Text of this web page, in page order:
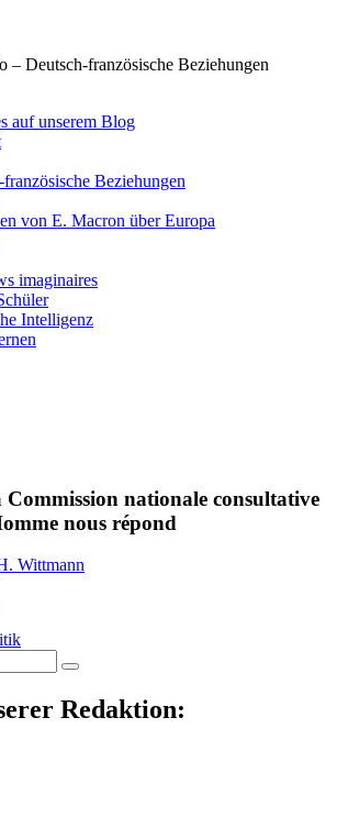
Deutsch-französische Beziehungen
auf unserem Blog
Beziehungen
von E. Macron über Europa
imaginaires
Intelligenz
nationale consultative
nous répond
Wittmann
Redaktion: